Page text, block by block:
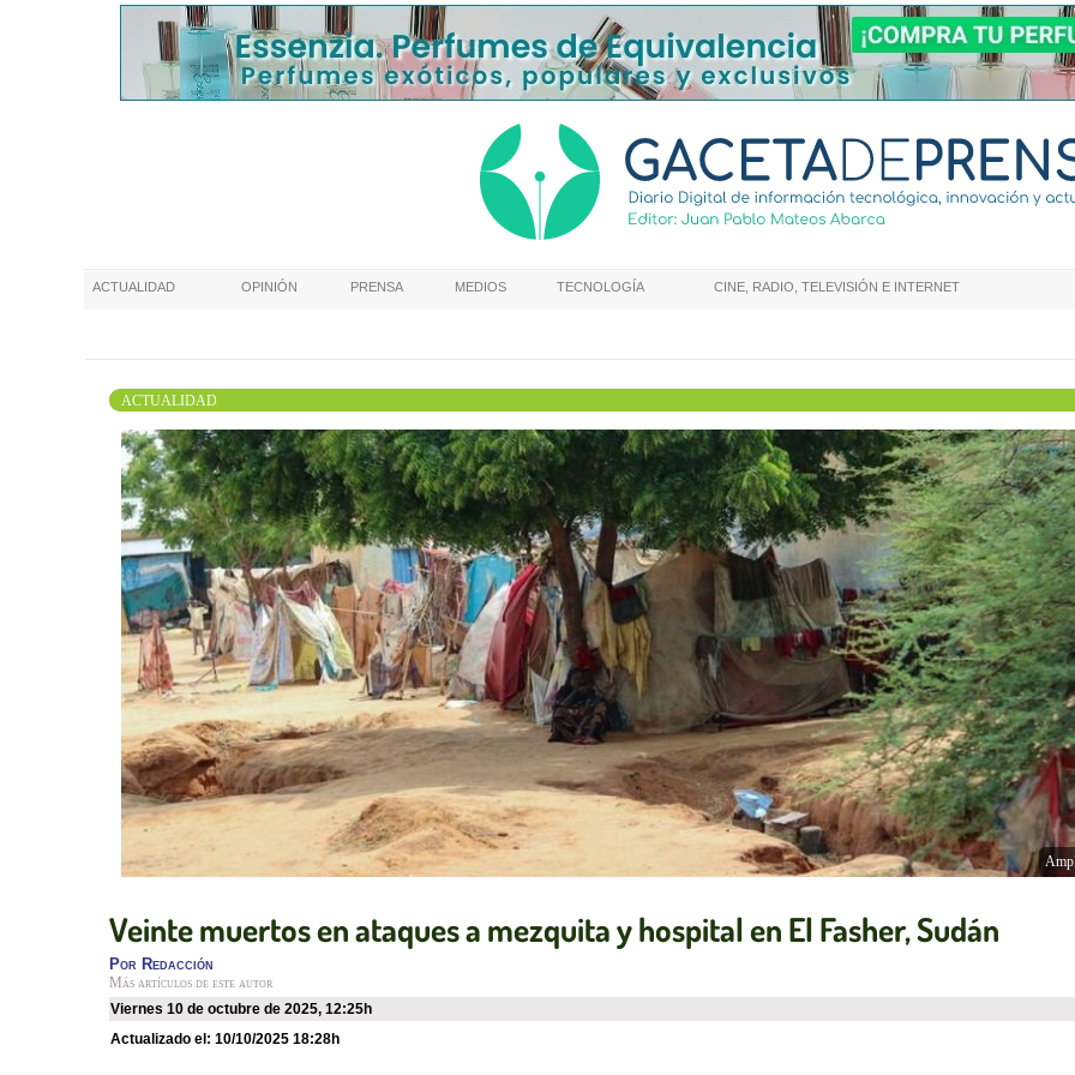
ACTUALIDAD OPINIÓN PRENSA MEDIOS TECNOLOGÍA CINE, RADIO, TELEVISIÓN E INTERNET
ACTUALIDAD
Veinte muertos en ataques a mezquita y hospital en El Fasher, Sudán
Por Redacción
Más artículos de este autor
viernes 10 de octubre de 2025, 12:25h
Actualizado el: 10/10/2025 18:28h